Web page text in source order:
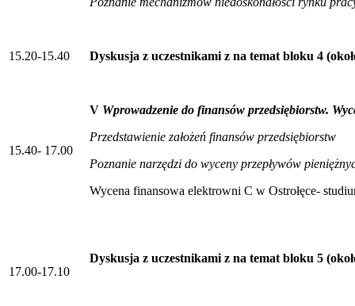
15.20-15.40 Dyskusja z uczestnikami z na temat bloku 4
15.40- 17.00
V Wprowadzenie do finansów przedsiębiorstw.
Przedstawienie założeń finansów przedsiębiorstw
Poznanie narzędzi do wyceny przepływów
Wycena finansowa elektrowni C w Ostrołęce-
17.00-17.10
Dyskusja z uczestnikami z na temat bloku 5